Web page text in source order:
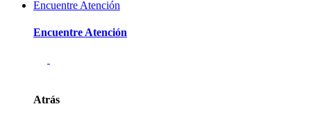
Encuentre Atención
Encuentre Atención
Atrás